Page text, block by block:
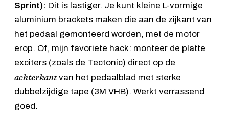
Sprint): Dit is lastiger. Je kunt kleine L-vormige
aluminium brackets maken die aan de zijkant van
het pedaal gemonteerd worden, met de motor
erop. Of, mijn favoriete hack: monteer de platte
exciters (zoals de Tectonic) direct op de
achterkantvan het pedaalblad met sterke
dubbelzijdige tape (3M VHB). Werkt verrassend
goed.